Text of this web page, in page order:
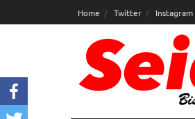
to
Home Twitter Instagram